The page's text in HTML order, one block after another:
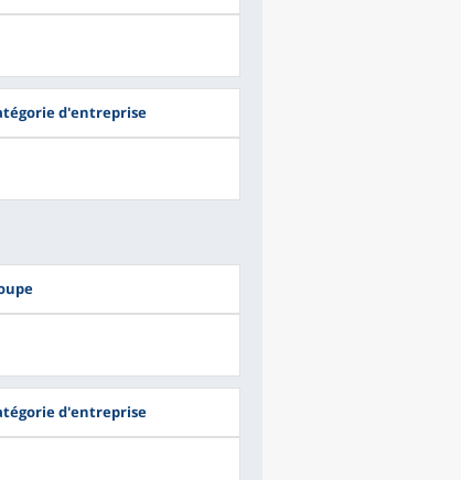
d'entreprise
d'entreprise